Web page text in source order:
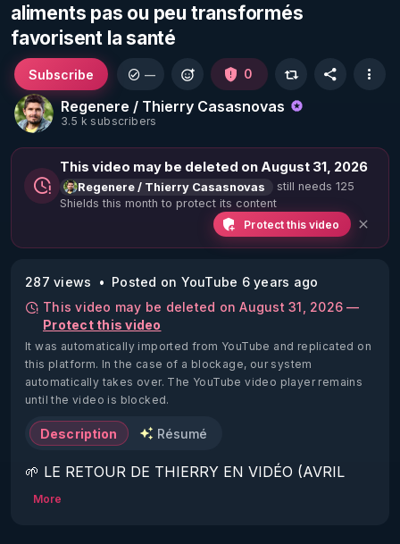
aliments pas ou peu transformés
favorisent la santé
Regenere / Thierry Casasnovas
3.5 k subscribers
Subscribe — 0
This video may be deleted on August 31, 2026
Regenere / Thierry Casasnovas
still needs 125
Shields this month to protect its content
Protect this video
287 views
Posted on YouTube 6 years ago
This video may be deleted on August 31, 2026 —
Protect this video
It was automatically imported from YouTube and replicated on
this platform. In the case of a blockage, our system
automatically takes over. The YouTube video player remains
until the video is blocked.
Description Résumé
🌱 LE RETOUR DE THIERRY EN VIDÉO (AVRIL
2022)!
More